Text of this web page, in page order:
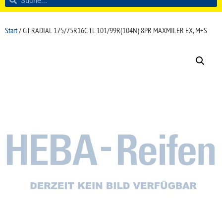
Start/ GT RADIAL 175/75R16C TL 101/99R(104N) 8PR MAXMILER EX, M+S